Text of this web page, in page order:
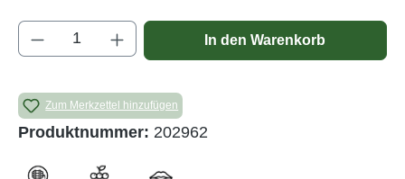
Produkt Anzahl: Gib den gewünschten
In den Warenkorb
Zum Merkzettel hinzufügen
Produktnummer: 202962